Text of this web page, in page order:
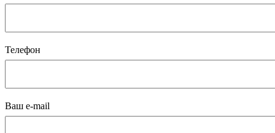
Телефон
Ваш e-mail